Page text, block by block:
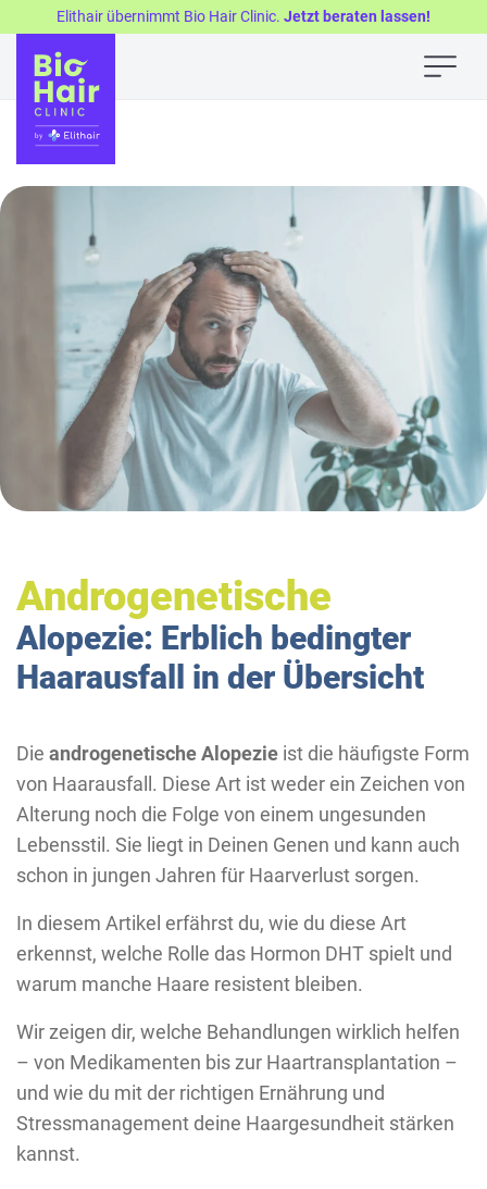
Elithair übernimmt Bio Hair Clinic. Jetzt beraten lassen!
Androgenetische
Alopezie: Erblich bedingter
Haarausfall in der Übersicht
Die androgenetische Alopezie ist die häufigste Form
von Haarausfall. Diese Art ist weder ein Zeichen von
Alterung noch die Folge von einem ungesunden
Lebensstil. Sie liegt in Deinen Genen und kann auch
schon in jungen Jahren für Haarverlust sorgen.
In diesem Artikel erfährst du, wie du diese Art
erkennst, welche Rolle das Hormon DHT spielt und
warum manche Haare resistent bleiben.
Wir zeigen dir, welche Behandlungen wirklich helfen
– von Medikamenten bis zur Haartransplantation –
und wie du mit der richtigen Ernährung und
Stressmanagement deine Haargesundheit stärken
kannst.